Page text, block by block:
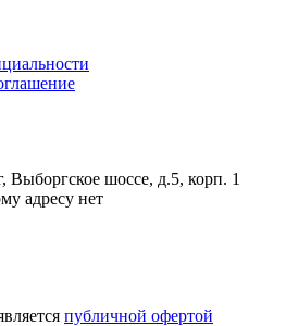
Выборгское шоссе, д.5, корп. 1
адресу нет
публичной офертой